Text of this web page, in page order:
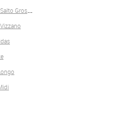
S
andália Salto Grosso